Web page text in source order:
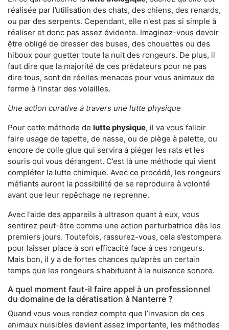
réalisée par l’utilisation des chats, des chiens, des renards,
ou par des serpents. Cependant, elle n'est pas si simple à
réaliser et donc pas assez évidente. Imaginez-vous devoir
être obligé de dresser des buses, des chouettes ou des
hiboux pour guetter toute la nuit des rongeurs. De plus, il
faut dire que la majorité de ces prédateurs pour ne pas
dire tous, sont de réelles menaces pour vous animaux de
ferme à l’instar des volailles.
Une action curative à travers une lutte physique
Pour cette méthode de lutte physique, il va vous falloir
faire usage de tapette, de nasse, ou de piège à palette, ou
encore de colle glue qui servira à piéger les rats et les
souris qui vous dérangent. C’est là une méthode qui vient
compléter la lutte chimique. Avec ce procédé, les rongeurs
méfiants auront la possibilité de se reproduire à volonté
avant que leur repêchage ne reprenne.
Avec l’aide des appareils à ultrason quant à eux, vous
sentirez peut-être comme une action perturbatrice dès les
premiers jours. Toutefois, rassurez-vous, cela s’estompera
pour laisser place à son efficacité face à ces rongeurs.
Mais bon, il y a de fortes chances qu’après un certain
temps que les rongeurs s’habituent à la nuisance sonore.
A quel moment faut-il faire appel à un professionnel
du domaine de la dératisation à Nanterre ?
Quand vous vous rendez compte que l’invasion de ces
animaux nuisibles devient assez importante, les méthodes